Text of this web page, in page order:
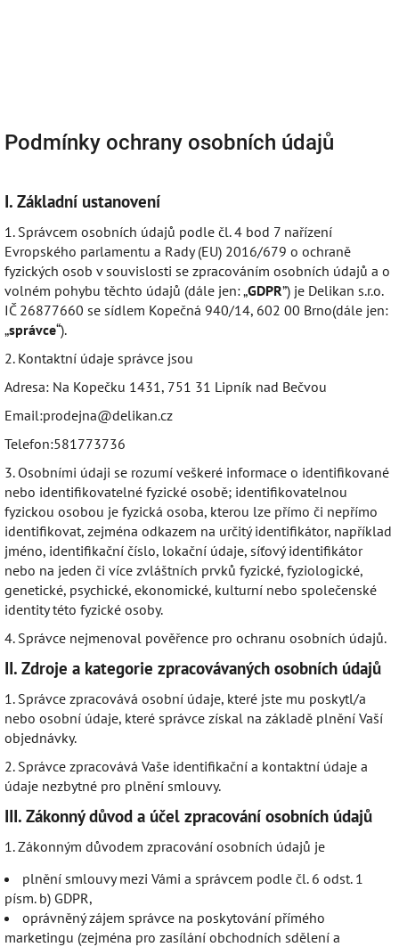
Podmínky ochrany osobních údajů
I. Základní ustanovení
1. Správcem osobních údajů podle čl. 4 bod 7 nařízení
Evropského parlamentu a Rady (EU) 2016/679 o ochraně
fyzických osob v souvislosti se zpracováním osobních údajů a o
volném pohybu těchto údajů (dále jen: „GDPR”) je Delikan s.r.o.
IČ 26877660 se sídlem Kopečná 940/14, 602 00 Brno(dále jen:
„správce“).
2. Kontaktní údaje správce jsou
Adresa: Na Kopečku 1431, 751 31 Lipník nad Bečvou
Email:prodejna@delikan.cz
Telefon:581773736
3. Osobními údaji se rozumí veškeré informace o identifikované
nebo identifikovatelné fyzické osobě; identifikovatelnou
fyzickou osobou je fyzická osoba, kterou lze přímo či nepřímo
identifikovat, zejména odkazem na určitý identifikátor, například
jméno, identifikační číslo, lokační údaje, síťový identifikátor
nebo na jeden či více zvláštních prvků fyzické, fyziologické,
genetické, psychické, ekonomické, kulturní nebo společenské
identity této fyzické osoby.
4. Správce nejmenoval pověřence pro ochranu osobních údajů.
II. Zdroje a kategorie zpracovávaných osobních údajů
1. Správce zpracovává osobní údaje, které jste mu poskytl/a
nebo osobní údaje, které správce získal na základě plnění Vaší
objednávky.
2. Správce zpracovává Vaše identifikační a kontaktní údaje a
údaje nezbytné pro plnění smlouvy.
III. Zákonný důvod a účel zpracování osobních údajů
1. Zákonným důvodem zpracování osobních údajů je
plnění smlouvy mezi Vámi a správcem podle čl. 6 odst. 1
písm. b) GDPR,
oprávněný zájem správce na poskytování přímého
marketingu (zejména pro zasílání obchodních sdělení a